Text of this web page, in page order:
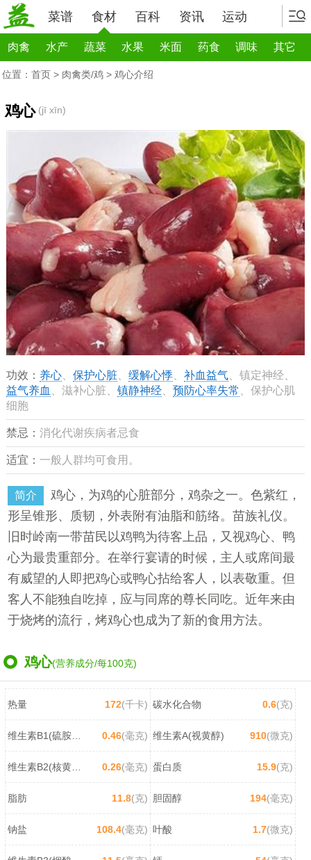
菜谱 食材 百科 资讯 运动
肉禽 水产 蔬菜 水果 米面 药食 调味 其它
位置： 首页 > 肉禽类/鸡 > 鸡心介绍
鸡心(jī xīn)
功效： 养心、 保护心脏、 缓解心悸、 补血益气、镇定神经、
益气养血
、滋补心脏、 镇静神经、 预防心率失常
、保护心肌
细胞
禁忌： 消化代谢疾病者忌食
适宜： 一般人群均可食用。
简介
鸡心，为鸡的心脏部分，鸡杂之一。色紫红，
形呈锥形、质韧，外表附有油脂和筋络。苗族礼仪。
旧时岭南一带苗民以鸡鸭为待客上品，又视鸡心、鸭
心为最贵重部分。在举行宴请的时候，主人或席间最
有威望的人即把鸡心或鸭心拈给客人，以表敬重。但
客人不能独自吃掉，应与同席的尊长同吃。近年来由
于烧烤的流行，烤鸡心也成为了新的食用方法。
鸡心(营养成分/每100克)
热量 172(千卡) 碳水化合物 0.6(克)
维生素B1(硫胺素) 0.46(毫克) 维生素A(视黄醇) 910(微克)
维生素B2(核黄素) 0.26(毫克) 蛋白质 15.9(克)
脂肪 11.8(克) 胆固醇 194(毫克)
钠盐 108.4(毫克) 叶酸 1.7(微克)